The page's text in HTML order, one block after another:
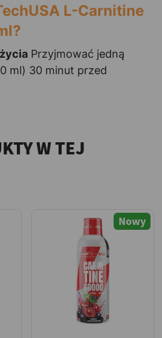
L-Carnitine
Przyjmować jedną
ml) 30 minut przed
W TEJ
Nowy